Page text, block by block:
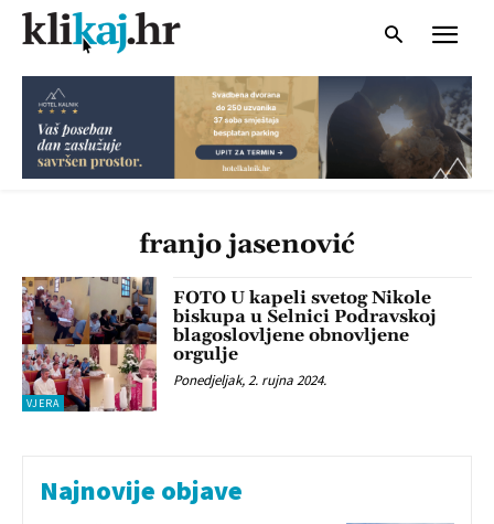
franjo jasenović
VJERA
FOTO U kapeli svetog Nikole
biskupa u Selnici Podravskoj
blagoslovljene obnovljene
orgulje
Ponedjeljak, 2. rujna 2024.
Najnovije objave